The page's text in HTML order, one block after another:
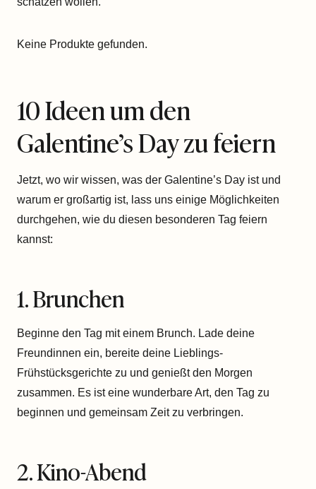
Keine Produkte gefunden.
10 Ideen um den
Galentine’s Day zu feiern
Jetzt, wo wir wissen, was der Galentine’s Day ist und
warum er großartig ist, lass uns einige Möglichkeiten
durchgehen, wie du diesen besonderen Tag feiern
kannst:
1. Brunchen
Beginne den Tag mit einem Brunch. Lade deine
Freundinnen ein, bereite deine Lieblings-
Frühstücksgerichte zu und genießt den Morgen
zusammen. Es ist eine wunderbare Art, den Tag zu
beginnen und gemeinsam Zeit zu verbringen.
2. Kino-Abend